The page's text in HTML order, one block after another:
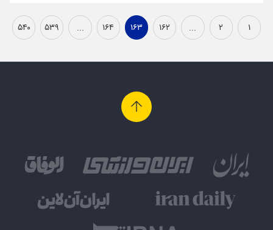
۱ ۲ ... ۱۶۲ ۱۶۳ ۱۶۴ ... ۵۳۹ ۵۴۰